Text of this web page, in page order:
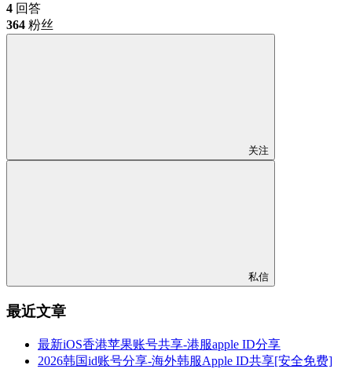
4 回答
364 粉丝
关注
私信
最近文章
最新iOS香港苹果账号共享-港服apple ID分享
2026韩国id账号分享-海外韩服Apple ID共享[安全免费]